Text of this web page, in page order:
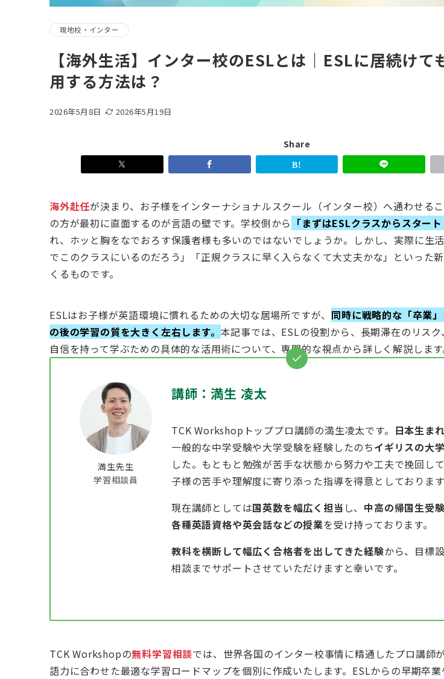
現地校・インター
【海外生活】インター校のESLとは｜ESLに居続けて
用する方法は？
2026年5月8日 2026年5月19日
Share
海外赴任が決まり、お子様をインターナショナルスクール（インター校）へ通わせる
の方が最初に直面するのが言語の壁です。学校側から 「まずはESLクラスからスタート
れ、ホッと胸をなでおろす保護者様も多いのではないでしょうか。しかし、実際に生
でこのクラスにいるのだろう」「正規クラスに早く入らなくて大丈夫かな」といった
くるものです。
ESLはお子様が英語環境に慣れるための大切な居場所ですが、 同時に戦略的な「卒業
の後の学習の質を大きく左右します。 本記事では、ESLの役割から、長期滞在のリス
自信を持って学ぶための具体的な活用術について、専門的な視点から詳しく解説します
満生先生
学習相談員
講師：満生 凌太
TCK Workshopトッププロ講師の満生凌太です。 日本生ま
一般的な中学受験や大学受験を経験したのちイギリスの大
した。もともと勉強が苦手な状態から努力や工夫で挽回し
子様の苦手や理解度に寄り添った指導を得意としております
現在講師としては国英数を幅広く担当 し、 中高の帰国生受
各種英語資格や英会話などの授業を受け持っております。
教科を横断して幅広く合格者を出してきた経験から、目標
相談までサポートさせていただけますと幸いです。
TCK Workshopの無料学習相談では、世界各国のインター校事情に精通したプロ講師
語力に合わせた最適な学習ロードマップを個別に作成いたします。ESLからの早期卒